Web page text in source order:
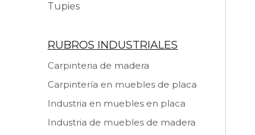
Tupies
RUBROS INDUSTRIALES
Carpinteria de madera
Carpintería en muebles de placa
Industria en muebles en placa
Industria de muebles de madera
Cuchillas
AC 70
Soldadora Eléctrica a
Tope FULGOR VCE 60
PRO
Ver producto